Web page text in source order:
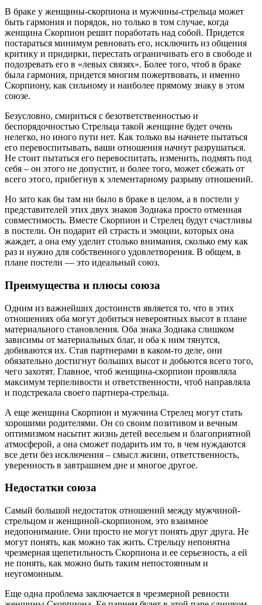
В браке у женщины-скорпиона и мужчины-стрельца может
быть гармония и порядок, но только в том случае, когда
женщина Скорпион решит поработать над собой. Придется
постараться минимум ревновать его, исключить из общения
критику и придирки, перестать ограничивать его в свободе и
подозревать его в «левых связях». Более того, чтоб в браке
была гармония, придется многим пожертвовать, и именно
Скорпиону, как сильному и наиболее прямому знаку в этом
союзе.
Безусловно, смириться с безответственностью и
беспорядочностью Стрельца такой женщине будет очень
нелегко, но иного пути нет. Как только вы начнете пытаться
его перевоспитывать, ваши отношения начнут разрушаться.
Не стоит пытаться его перевоспитать, изменить, подмять под
себя – он этого не допустит, и более того, может сбежать от
всего этого, прибегнув к элементарному разрыву отношений.
Но зато как бы там ни было в браке в целом, а в постели у
представителей этих двух знаков Зодиака просто отменная
совместимость. Вместе Скорпион и Стрелец будут счастливы
в постели. Он подарит ей страсть и эмоции, которых она
жаждет, а она ему уделит столько внимания, сколько ему как
раз и нужно для собственного удовлетворения. В общем, в
плане постели — это идеальный союз.
Преимущества и плюсы союза
Одним из важнейших достоинств является то, что в этих
отношениях оба могут добиться невероятных высот в плане
материального становления. Оба знака Зодиака слишком
зависимы от материальных благ, и оба к ним тянутся,
добиваются их. Став партнерами в каком-то деле, они
обязательно достигнут больших высот и добьются всего того,
чего захотят. Главное, чтоб женщина-скорпион проявляла
максимум терпеливости и ответственности, чтоб направляла
и подстрекала своего партнера-стрельца.
А еще женщина Скорпион и мужчина Стрелец могут стать
хорошими родителями. Он со своим позитивом и вечным
оптимизмом насытит жизнь детей весельем и благоприятной
атмосферой, а она сможет подарить им то, в чем нуждаются
все дети без исключения – смысл жизни, ответственность,
уверенность в завтрашнем дне и многое другое.
Недостатки союза
Самый большой недостаток отношений между мужчиной-
стрельцом и женщиной-скорпионом, это взаимное
недопонимание. Они просто не могут понять друг друга. Не
могут понять, как можно так жить. Стрельцу непонятна
чрезмерная щепетильность Скорпиона и ее серьезность, а ей
не понять, как можно быть таким непостоянным и
неугомонным.
Еще одна проблема заключается в чрезмерной ревности